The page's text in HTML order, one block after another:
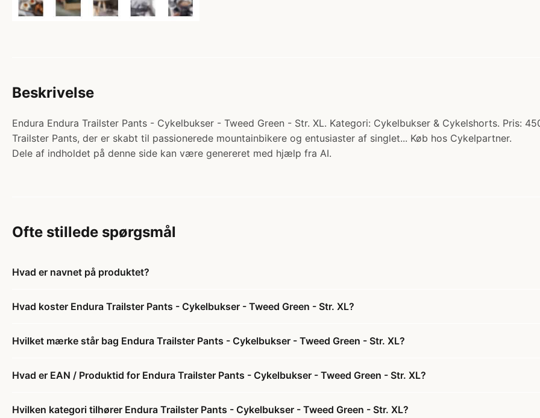
Beskrivelse
Endura Endura Trailster Pants - Cykelbukser - Tweed Green - Str. XL. Kategori: Cykelbukser & Cykelshorts. Pris:
Trailster Pants, der er skabt til passionerede mountainbikere og entusiaster af singlet... Køb hos Cykelpartner.
Dele af indholdet på denne side kan være genereret med hjælp fra AI.
Ofte stillede spørgsmål
Hvad er navnet på produktet?
Hvad koster Endura Trailster Pants - Cykelbukser - Tweed Green - Str. XL?
Hvilket mærke står bag Endura Trailster Pants - Cykelbukser - Tweed Green - Str. XL?
Hvad er EAN / Produktid for Endura Trailster Pants - Cykelbukser - Tweed Green - Str. XL?
Hvilken kategori tilhører Endura Trailster Pants - Cykelbukser - Tweed Green - Str. XL?